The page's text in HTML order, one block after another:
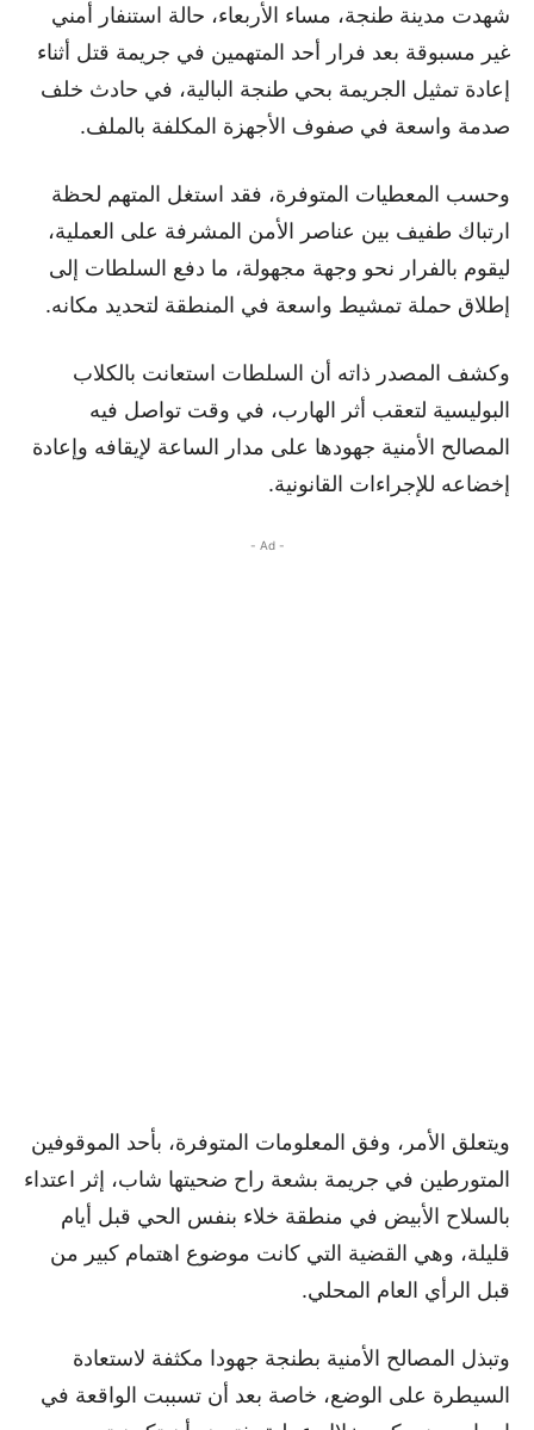
شهدت مدينة طنجة، مساء الأربعاء، حالة استنفار أمني
غير مسبوقة بعد فرار أحد المتهمين في جريمة قتل أثناء
إعادة تمثيل الجريمة بحي طنجة البالية، في حادث خلف
صدمة واسعة في صفوف الأجهزة المكلفة بالملف.
وحسب المعطيات المتوفرة، فقد استغل المتهم لحظة
ارتباك طفيف بين عناصر الأمن المشرفة على العملية،
ليقوم بالفرار نحو وجهة مجهولة، ما دفع السلطات إلى
إطلاق حملة تمشيط واسعة في المنطقة لتحديد مكانه.
وكشف المصدر ذاته أن السلطات استعانت بالكلاب
البوليسية لتعقب أثر الهارب، في وقت تواصل فيه
المصالح الأمنية جهودها على مدار الساعة لإيقافه وإعادة
إخضاعه للإجراءات القانونية.
- Ad -
ويتعلق الأمر، وفق المعلومات المتوفرة، بأحد الموقوفين
المتورطين في جريمة بشعة راح ضحيتها شاب، إثر اعتداء
بالسلاح الأبيض في منطقة خلاء بنفس الحي قبل أيام
قليلة، وهي القضية التي كانت موضوع اهتمام كبير من
قبل الرأي العام المحلي.
وتبذل المصالح الأمنية بطنجة جهودا مكثفة لاستعادة
السيطرة على الوضع، خاصة بعد أن تسببت الواقعة في